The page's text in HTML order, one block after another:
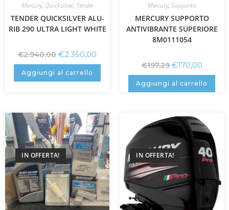
Mercury, Quicksilver, Tender
TENDER QUICKSILVER ALU-
RIB 290 ULTRA LIGHT WHITE
€2.940,00 €2.350,00
Aggiungi al carrello
Mercury, Supporto
MERCURY SUPPORTO
ANTIVIBRANTE SUPERIORE
8M0111054
€197,29 €170,00
Aggiungi al carrello
IN OFFERTA! IN OFFERTA!